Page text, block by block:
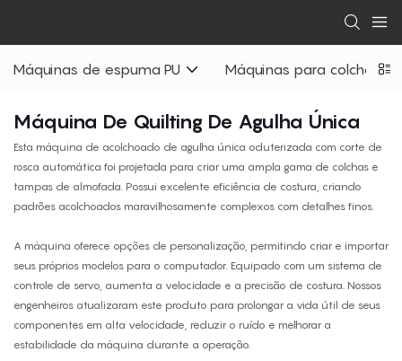
Máquinas de espuma PU Máquinas para colchões
Máquina De Quilting De Agulha Única
Esta máquina de acolchoado de agulha única oduterizada com corte de
rosca automática foi projetada para criar uma ampla gama de colchas e
tampas de almofada. Possui excelente eficiência de costura, criando
padrões acolchoados maravilhosamente complexos com detalhes finos.
A máquina oferece opções de personalização, permitindo criar e importar
seus próprios modelos para o computador. Equipado com um sistema de
controle de servo, aumenta a velocidade e a precisão de costura. Nossos
engenheiros atualizaram este produto para prolongar a vida útil de seus
componentes em alta velocidade, reduzir o ruído e melhorar a
estabilidade da máquina durante a operação.